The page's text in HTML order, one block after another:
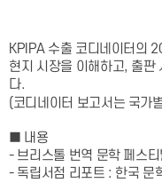
KPIPA 수출 코디네이터의
현지 시장을 이해하고, 출판
다.
(코디네이터 보고서는 국가
■ 내용
- 브리스톨 번역 문학 페스
- 독립서점 리포트 : 한국 문